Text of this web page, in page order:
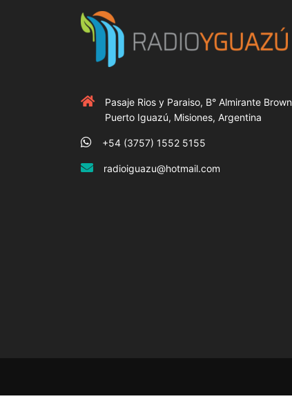
Pasaje Rios y Paraiso, B° Almirante Brown
Puerto Iguazú, Misiones, Argentina
+54 (3757) 1552 5155
radioiguazu@hotmail.com